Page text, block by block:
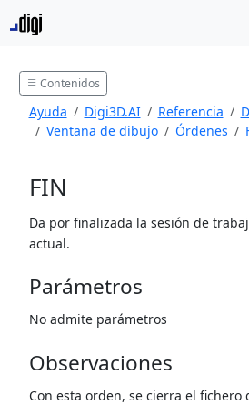
Contenidos
Ayuda Digi3D.AI Referencia
Ventana de dibujo
Órdenes
FIN
Da por finalizada la sesión de
actual.
Parámetros
No admite parámetros
Observaciones
Con esta orden, se cierra el